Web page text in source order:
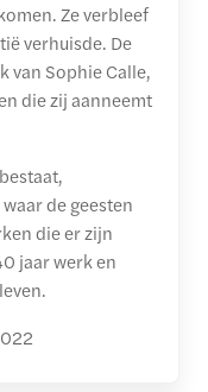
Ze verbleef
verhuisde. De
van Sophie Calle,
die zij aanneemt
de geesten
die er zijn
jaar werk en